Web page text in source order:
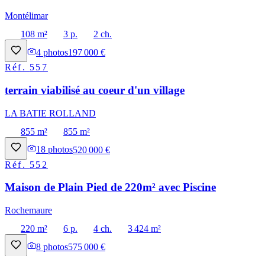
Montélimar
108 m²
3 p.
2 ch.
4 photos197 000 €
Réf. 557
terrain viabilisé au coeur d'un village
LA BATIE ROLLAND
855 m²
855 m²
18 photos520 000 €
Réf. 552
Maison de Plain Pied de 220m² avec Piscine
Rochemaure
220 m²
6 p. 4 ch.
3 424 m²
8 photos575 000 €